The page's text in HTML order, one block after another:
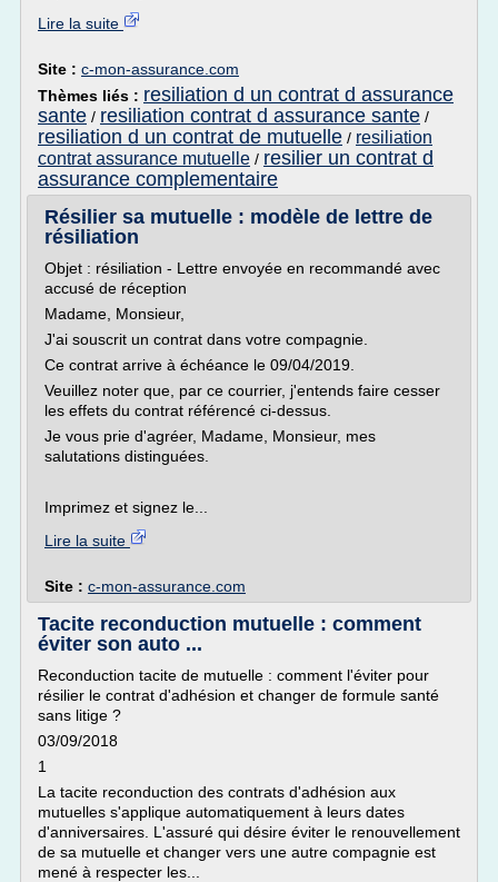
Lire la suite
Site : c-mon-assurance.com
Thèmes liés : resiliation d un contrat d assurance
sante / resiliation contrat d assurance sante /
resiliation d un contrat de mutuelle / resiliation
contrat assurance mutuelle / resilier un contrat d
assurance complementaire
Résilier sa mutuelle : modèle de lettre de
résiliation
Objet : résiliation - Lettre envoyée en recommandé avec
accusé de réception
Madame, Monsieur,
J'ai souscrit un contrat dans votre compagnie.
Ce contrat arrive à échéance le 09/04/2019.
Veuillez noter que, par ce courrier, j'entends faire cesser
les effets du contrat référencé ci-dessus.
Je vous prie d'agréer, Madame, Monsieur, mes
salutations distinguées.
Imprimez et signez le...
Lire la suite
Site : c-mon-assurance.com
Tacite reconduction mutuelle : comment
éviter son auto ...
Reconduction tacite de mutuelle : comment l'éviter pour
résilier le contrat d'adhésion et changer de formule santé
sans litige ?
03/09/2018
1
La tacite reconduction des contrats d'adhésion aux
mutuelles s'applique automatiquement à leurs dates
d'anniversaires. L'assuré qui désire éviter le renouvellement
de sa mutuelle et changer vers une autre compagnie est
mené à respecter les...